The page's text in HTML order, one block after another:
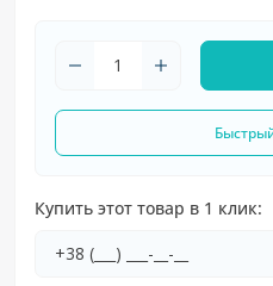
Купить этот товар в 1 клик: